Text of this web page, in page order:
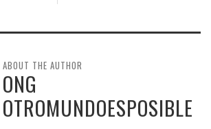
ABOUT THE AUTHOR
ONG
OTROMUNDOESPOSIBLE